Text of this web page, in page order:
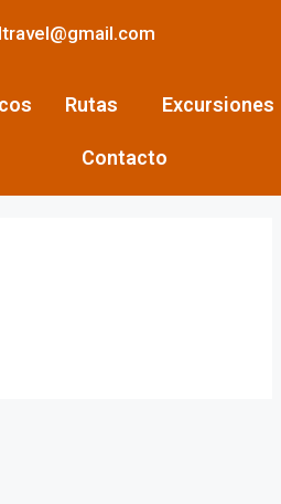
Rutas Excursiones
Contacto